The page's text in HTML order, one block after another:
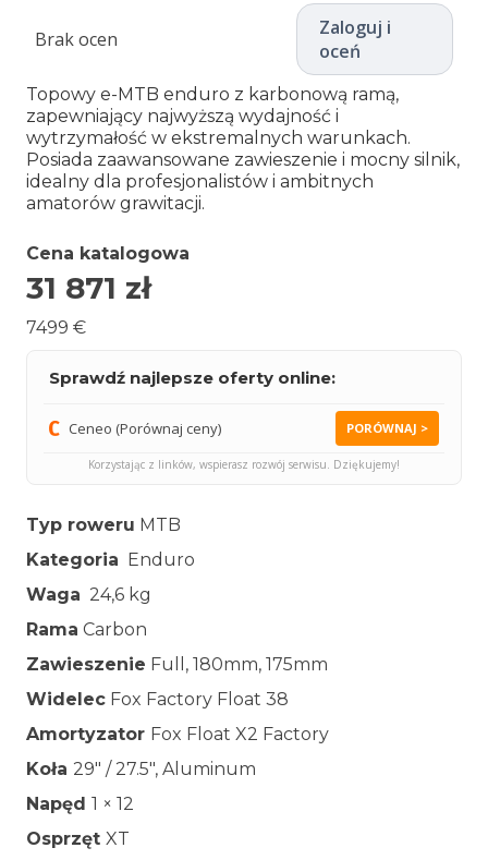
Brak ocen
Zaloguj i
oceń
Topowy e-MTB enduro z karbonową ramą,
zapewniający najwyższą wydajność i
wytrzymałość w ekstremalnych warunkach.
Posiada zaawansowane zawieszenie i mocny silnik,
idealny dla profesjonalistów i ambitnych
amatorów grawitacji.
Cena katalogowa
31 871 zł
7499 €
Sprawdź najlepsze oferty online:
Ceneo (Porównaj ceny) PORÓWNAJ >
Korzystając z linków, wspierasz rozwój serwisu. Dziękujemy!
Typ roweru MTB
Kategoria Enduro
Waga 24,6 kg
Rama Carbon
Zawieszenie Full, 180mm, 175mm
Widelec Fox Factory Float 38
Amortyzator Fox Float X2 Factory
Koła 29″ / 27.5″, Aluminum
Napęd 1 × 12
Osprzęt XT